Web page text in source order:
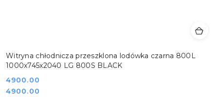
Witryna chłodnicza przeszklona lodówka czarna 800L
1000x745x2040 LG 800S BLACK
Cena:
4900.00
Cena:
4900.00